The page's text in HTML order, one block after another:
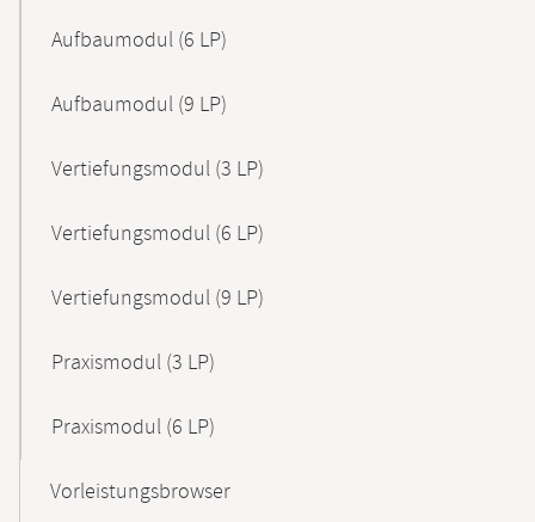
Aufbaumodul (6 LP)
Aufbaumodul (9 LP)
Vertiefungsmodul (3 LP)
Vertiefungsmodul (6 LP)
Vertiefungsmodul (9 LP)
Praxismodul (3 LP)
Praxismodul (6 LP)
Vorleistungsbrowser